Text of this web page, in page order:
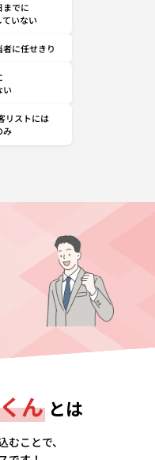
までに
いない
に任せきり
い
リストには
み
ん とは
ことで、